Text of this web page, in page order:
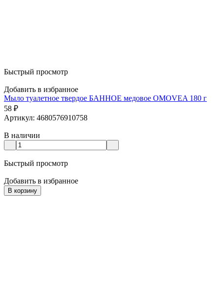
Быстрый просмотр
Добавить в избранное
Мыло туалетное твердое БАННОЕ медовое OMOVEA 180 г
58 ₽
Артикул: 4680576910758
В наличии
Быстрый просмотр
Добавить в избранное
В корзину